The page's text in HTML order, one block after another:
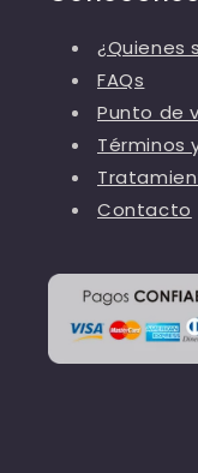
¿Quienes
FAQs
Punto de
Términos
Contacto